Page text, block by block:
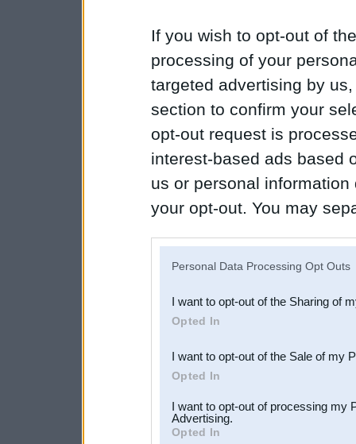
If you wish to opt-out of
processing of your
targeted advertising by
section to confirm your
opt-out request is
interest-based ads based
us or personal
your opt-out. You may
Downstream Participants
third parties.
Personal Data Processing Opt Outs
I want to opt-out of the Sharing of
Opted In
I want to opt-out of the Sale of my
Opted In
I want to opt-out of processing my
Advertising.
Opted In